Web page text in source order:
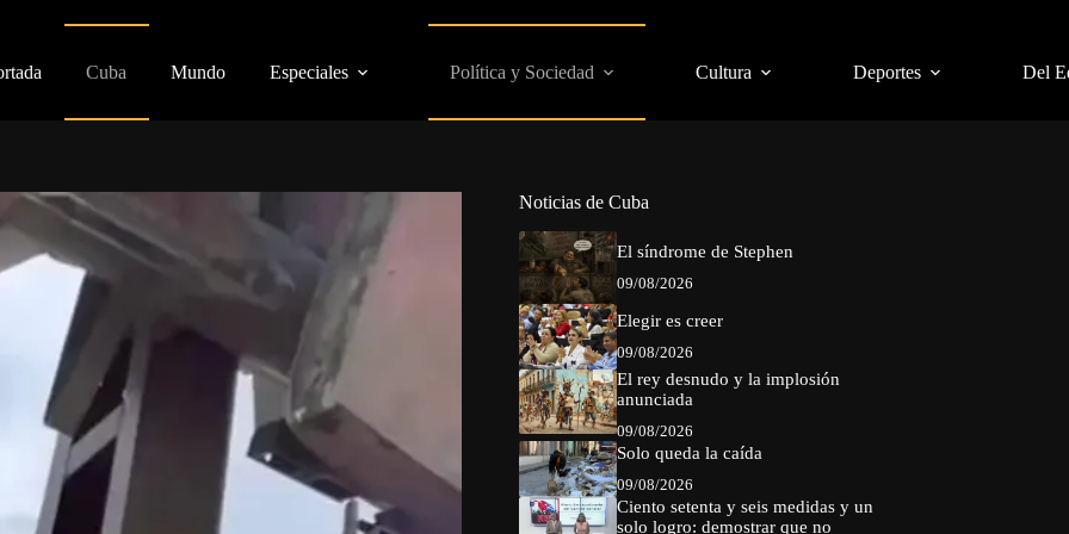
Cuba Mundo Especiales Política y Sociedad Cultura Deportes Del
Noticias de Cuba
El síndrome de Stephen
09/08/2026
Elegir es creer
09/08/2026
El rey desnudo y la implosión
anunciada
09/08/2026
Solo queda la caída
09/08/2026
Ciento setenta y seis medidas y un
solo logro: demostrar que no